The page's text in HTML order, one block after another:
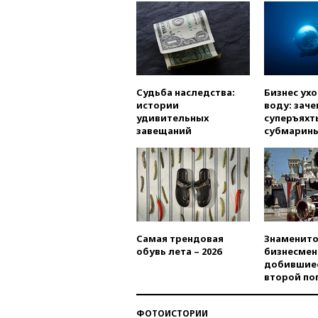
Судьба наследства:
истории
удивительных
завещаний
Бизнес
воду:
Самая трендовая
обувь лета – 2026
второй
ФОТОИСТОРИИ